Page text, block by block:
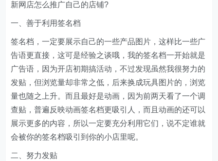
新网店怎么推广自己的店铺?
一、善于利用签名档
签名档，一定要展示自己的一些产品图片，这样比一些广
告语更直接，这可是经验之谈哦，我的签名档一开始就是
广告语，因为开店初期搞活动，不过发现虽然我很努力的
发贴，但浏览量却非常之低，后来换成玩具图片的，浏览
量也随之上升。而且最好是动画，因为前两天看了一个调
查贴，普遍反映动画签名档更吸引人，而且动画的还可以
展示更多的内容，所以一定要充分利用它们，说不定谁就
会被你的签名档吸引到你的小店里呢。
二、努力发贴